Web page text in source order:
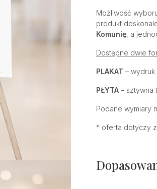
Możliwość
produkt
Komunię, a
Dostępne dwie
PLAKAT – wydruk
PŁYTA– sztywna
Podane wymiary
* oferta dotyczy